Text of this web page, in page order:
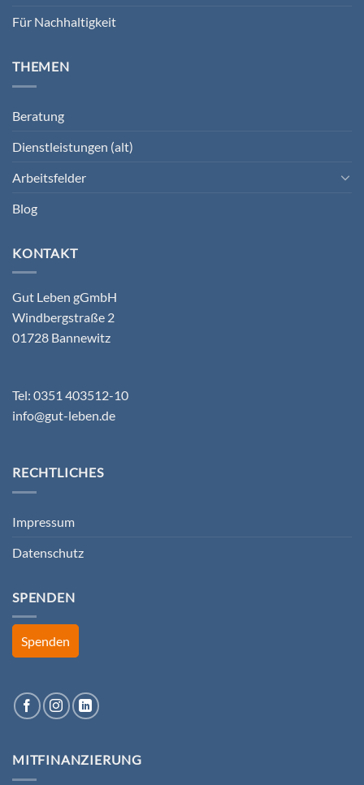
Für Nachhaltigkeit
THEMEN
Beratung
Dienstleistungen (alt)
Arbeitsfelder
Blog
KONTAKT
Gut Leben gGmbH
Windbergstraße 2
01728 Bannewitz
Tel: 0351 403512-10
info@gut-leben.de
RECHTLICHES
Impressum
Datenschutz
SPENDEN
Spenden
MITFINANZIERUNG